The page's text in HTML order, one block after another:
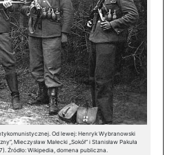
Od lewej: Henryk Wybranowski
Mieczysław Małecki „Sokół” i Stanisław Pakuła
Źródło: Wikipedia, domena publiczna.